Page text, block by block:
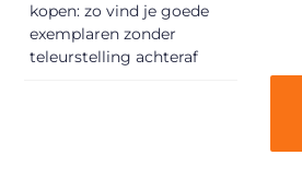
kopen: zo vind je goede
exemplaren zonder
teleurstelling achteraf